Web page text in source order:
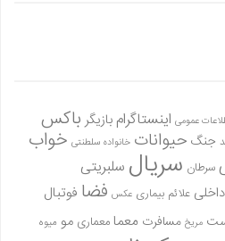
عمومی اینستاگرام بازیگر باکس
جنگ حیوانات خانواده سلطنتی خواب
سرطان سریال سلبریتی
علائم بیماری عکس فضا فوتبال
مریخ مسافرت معمامعماری مو میوه